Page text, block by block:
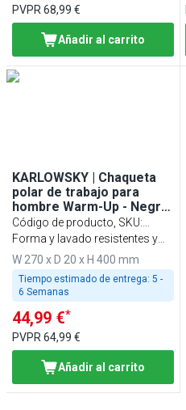
PVPR 68,99 €
Añadir al carrito
KARLOWSKY | Chaqueta
polar de trabajo para
hombre Warm-Up - Negro
- Talla: XL
Código de producto, SKU:
HWFBKXL
Forma y lavado resistentes y
sostenibles
W 270 x D 20 x H 400 mm
Tiempo estimado de entrega: 5 -
6 Semanas
44,99 €*
PVPR 64,99 €
Añadir al carrito